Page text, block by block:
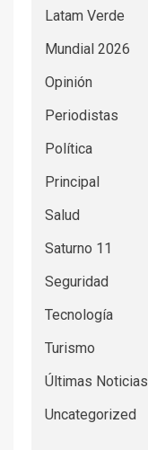
Latam Verde
Mundial 2026
Opinión
Periodistas
Política
Principal
Salud
Saturno 11
Seguridad
Tecnología
Turismo
Últimas Noticias
Uncategorized